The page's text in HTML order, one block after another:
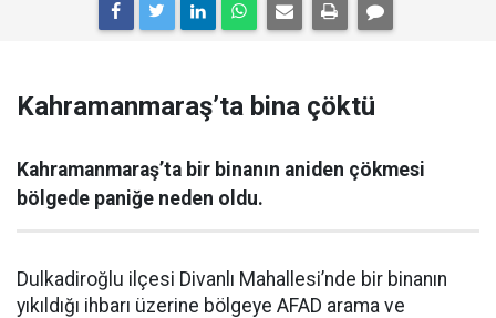
Kahramanmaraş’ta bina çöktü
Kahramanmaraş’ta bir binanın aniden çökmesi
bölgede paniğe neden oldu.
Dulkadiroğlu ilçesi Divanlı Mahallesi’nde bir binanın
yıkıldığı ihbarı üzerine bölgeye AFAD arama ve